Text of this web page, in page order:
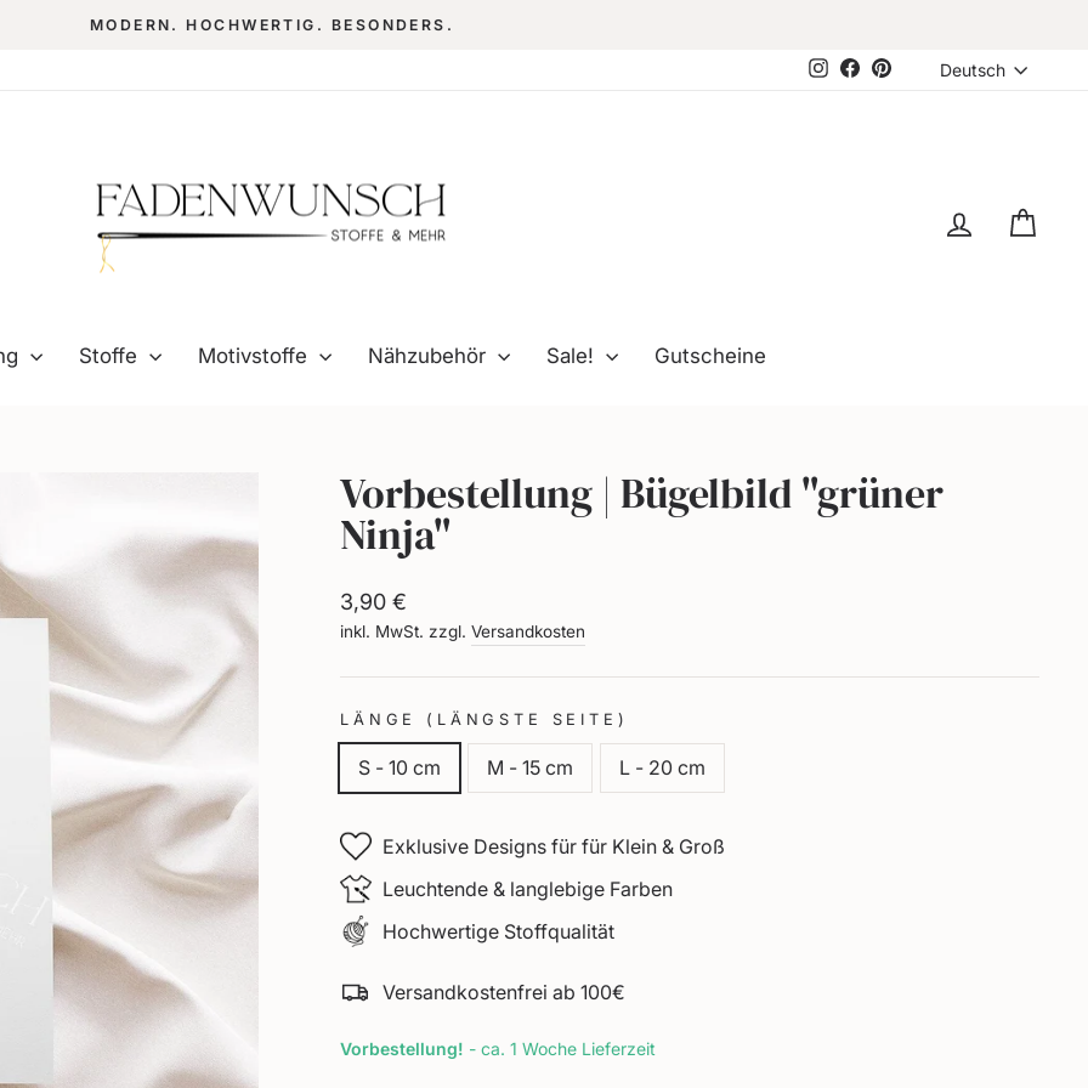
MODERN. HOCHWERTIG. BESONDERS.
Instagram
FacebookPinterestSprache
Deutsch
Einloggen
Stoffe Motivstoffe Nähzubehör Sale! Gutscheine
Vorbestellung | Bügelbild "grüner
Ninja"
Normaler
Preis
3,90 €
inkl. MwSt. zzgl. Versandkosten
LÄNGE (LÄNGSTE SEITE)
S - 10 cm M - 15 cm L - 20 cm
Exklusive Designs für für Klein & Groß
Leuchtende & langlebige Farben
Hochwertige Stoffqualität
Versandkostenfrei ab 100€
Vorbestellung! - ca. 1 Woche Lieferzeit